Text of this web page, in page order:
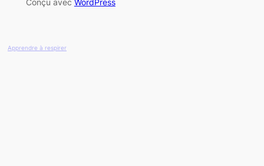
Conçu avec WordPress
Apprendre à respirer